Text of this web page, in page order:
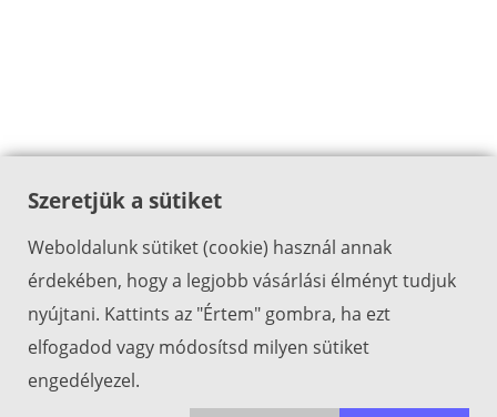
Szeretjük a sütiket
Weboldalunk sütiket (cookie) használ annak
érdekében, hogy a legjobb vásárlási élményt tudjuk
nyújtani. Kattints az "Értem" gombra, ha ezt
elfogadod vagy módosítsd milyen sütiket
engedélyezel.